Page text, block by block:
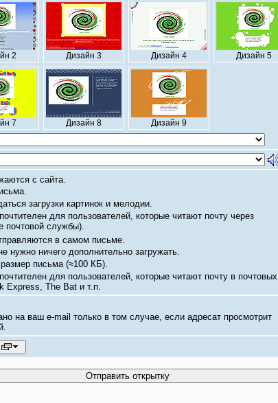
2 Дизайн 3 Дизайн 4 Дизайн 5
7 Дизайн 8 Дизайн 9
с сайта.
загрузки картинок и мелодии.
для пользователей, которые читают почту через
почтовой службы).
в самом письме.
нужно ничего дополнительно загружать.
письма (≈100 КБ).
для пользователей, которые читают почту в почтовых
Express, The Bat и т.п.
на ваш e-mail только в том случае, если адресат просмотрит